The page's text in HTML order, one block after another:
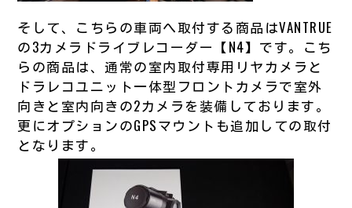
そして、こちらの車両へ取付する商品はVANTRUE
の3カメラドライブレコーダー【N4】です。こち
らの商品は、通常の室内取付専用リヤカメラと
ドラレコユニット一体型フロントカメラで室外
向きと室内向きの2カメラを装備しております。
更にオプションのGPSマウントも追加しての取付
となります。